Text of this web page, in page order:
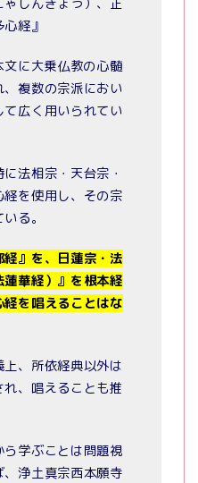
経』
に大乗仏教の心髄
複数の宗派におい
広く用いられてい
法相宗・天台宗・
を使用し、その宗
る。
』を、日蓮宗・法
華経）』を根本経
を唱えることはな
、所依経典以外は
、唱えることも推
学ぶことは問題視
浄土真宗西本願寺